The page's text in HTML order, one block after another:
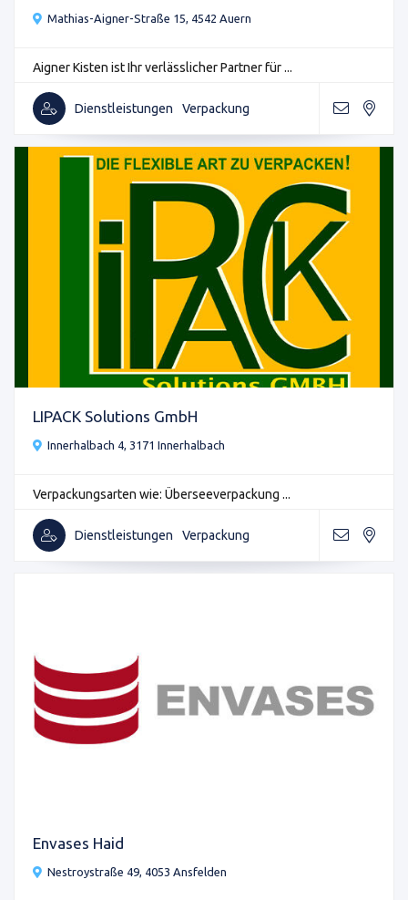
Mathias-Aigner-Straße 15, 4542 Auern
Aigner Kisten ist Ihr verlässlicher Partner für ...
Dienstleistungen Verpackung
LIPACK Solutions GmbH
Innerhalbach 4, 3171 Innerhalbach
Verpackungsarten wie: Überseeverpackung ...
Dienstleistungen Verpackung
Envases Haid
Nestroystraße 49, 4053 Ansfelden